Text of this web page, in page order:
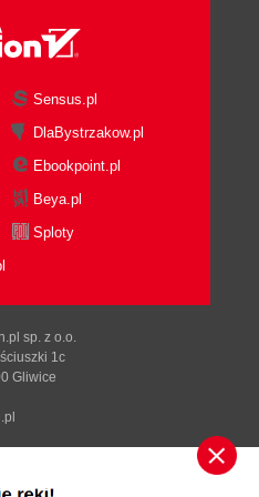
która zwraca tablicę
parametrów (96)
dowolną liczbę wartości
(99)
komunikatów (110)
wartości do
potomna (123)
Sensus.pl
DlaBystrzakow.pl
Ebookpoint.pl
Beya.pl
Sploty
sp. z o.o.
1c
Gliwice